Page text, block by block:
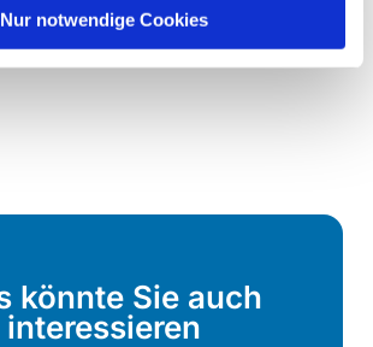
Nur notwendige Cookies
könnte Sie auch
interessieren